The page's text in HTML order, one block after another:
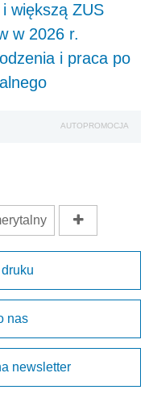
większą ZUS
w 2026 r.
i praca po
AUTOPROMOCJA
nas
newsletter